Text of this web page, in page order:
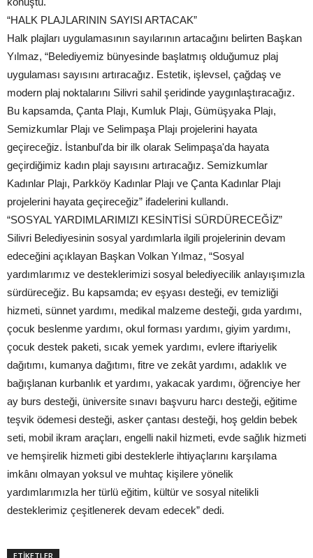
“HALK PLAJLARININ SAYISI ARTACAK”
Halk plajları uygulamasının sayılarının artacağını belirten Başkan
Yılmaz, “Belediyemiz bünyesinde başlatmış olduğumuz plaj
uygulaması sayısını artıracağız. Estetik, işlevsel, çağdaş ve
modern plaj noktalarını Silivri sahil şeridinde yaygınlaştıracağız.
Bu kapsamda, Çanta Plajı, Kumluk Plajı, Gümüşyaka Plajı,
Semizkumlar Plajı ve Selimpaşa Plajı projelerini hayata
geçireceğiz. İstanbul'da bir ilk olarak Selimpaşa'da hayata
geçirdiğimiz kadın plajı sayısını artıracağız. Semizkumlar
Kadınlar Plajı, Parkköy Kadınlar Plajı ve Çanta Kadınlar Plajı
projelerini hayata geçireceğiz” ifadelerini kullandı.
“SOSYAL YARDIMLARIMIZI KESİNTİSİ SÜRDÜRECEĞİZ”
Silivri Belediyesinin sosyal yardımlarla ilgili projelerinin devam
edeceğini açıklayan Başkan Volkan Yılmaz, “Sosyal
yardımlarımız ve desteklerimizi sosyal belediyecilik anlayışımızla
sürdüreceğiz. Bu kapsamda; ev eşyası desteği, ev temizliği
hizmeti, sünnet yardımı, medikal malzeme desteği, gıda yardımı,
çocuk beslenme yardımı, okul forması yardımı, giyim yardımı,
çocuk destek paketi, sıcak yemek yardımı, evlere iftariyelik
dağıtımı, kumanya dağıtımı, fitre ve zekât yardımı, adaklık ve
bağışlanan kurbanlık et yardımı, yakacak yardımı, öğrenciye her
ay burs desteği, üniversite sınavı başvuru harcı desteği, eğitime
teşvik ödemesi desteği, asker çantası desteği, hoş geldin bebek
seti, mobil ikram araçları, engelli nakil hizmeti, evde sağlık hizmeti
ve hemşirelik hizmeti gibi desteklerle ihtiyaçlarını karşılama
imkânı olmayan yoksul ve muhtaç kişilere yönelik
yardımlarımızla her türlü eğitim, kültür ve sosyal nitelikli
desteklerimiz çeşitlenerek devam edecek” dedi.
ETİKETLER